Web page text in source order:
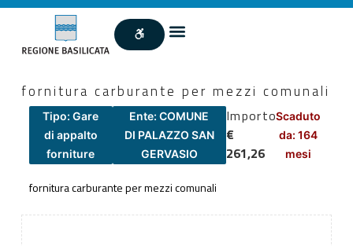
fornitura carburante per mezzi comunali
Tipo: Gare
di appalto
forniture
Ente: COMUNE
DI PALAZZO SAN
GERVASIO
Importo
€
261,26
Scaduto
da: 164
mesi
fornitura carburante per mezzi comunali